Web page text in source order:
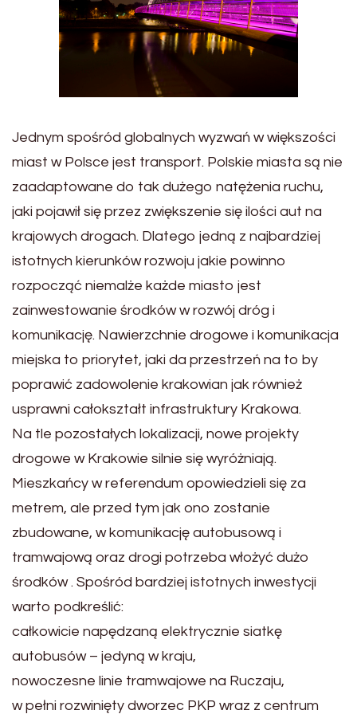
Jednym spośród globalnych wyzwań w większości
miast w Polsce jest transport. Polskie miasta są nie
zaadaptowane do tak dużego natężenia ruchu,
jaki pojawił się przez zwiększenie się ilości aut na
krajowych drogach. Dlatego jedną z najbardziej
istotnych kierunków rozwoju jakie powinno
rozpocząć niemalże każde miasto jest
zainwestowanie środków w rozwój dróg i
komunikację. Nawierzchnie drogowe i komunikacja
miejska to priorytet, jaki da przestrzeń na to by
poprawić zadowolenie krakowian jak również
usprawni całokształt infrastruktury Krakowa.
Na tle pozostałych lokalizacji, nowe projekty
drogowe w Krakowie silnie się wyróżniają.
Mieszkańcy w referendum opowiedzieli się za
metrem, ale przed tym jak ono zostanie
zbudowane, w komunikację autobusową i
tramwajową oraz drogi potrzeba włożyć dużo
środków . Spośród bardziej istotnych inwestycji
warto podkreślić:
całkowicie napędzaną elektrycznie siatkę
autobusów – jedyną w kraju,
nowoczesne linie tramwajowe na Ruczaju,
w pełni rozwinięty dworzec PKP wraz z centrum